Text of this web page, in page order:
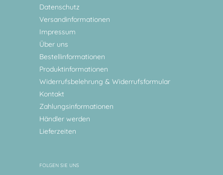
Datenschutz
Versandinformationen
Impressum
Über uns
Bestellinformationen
Produktinformationen
Widerrufsbelehrung & Widerrufsformular
Kontakt
Zahlungsinformationen
Händler werden
Lieferzeiten
FOLGEN SIE UNS